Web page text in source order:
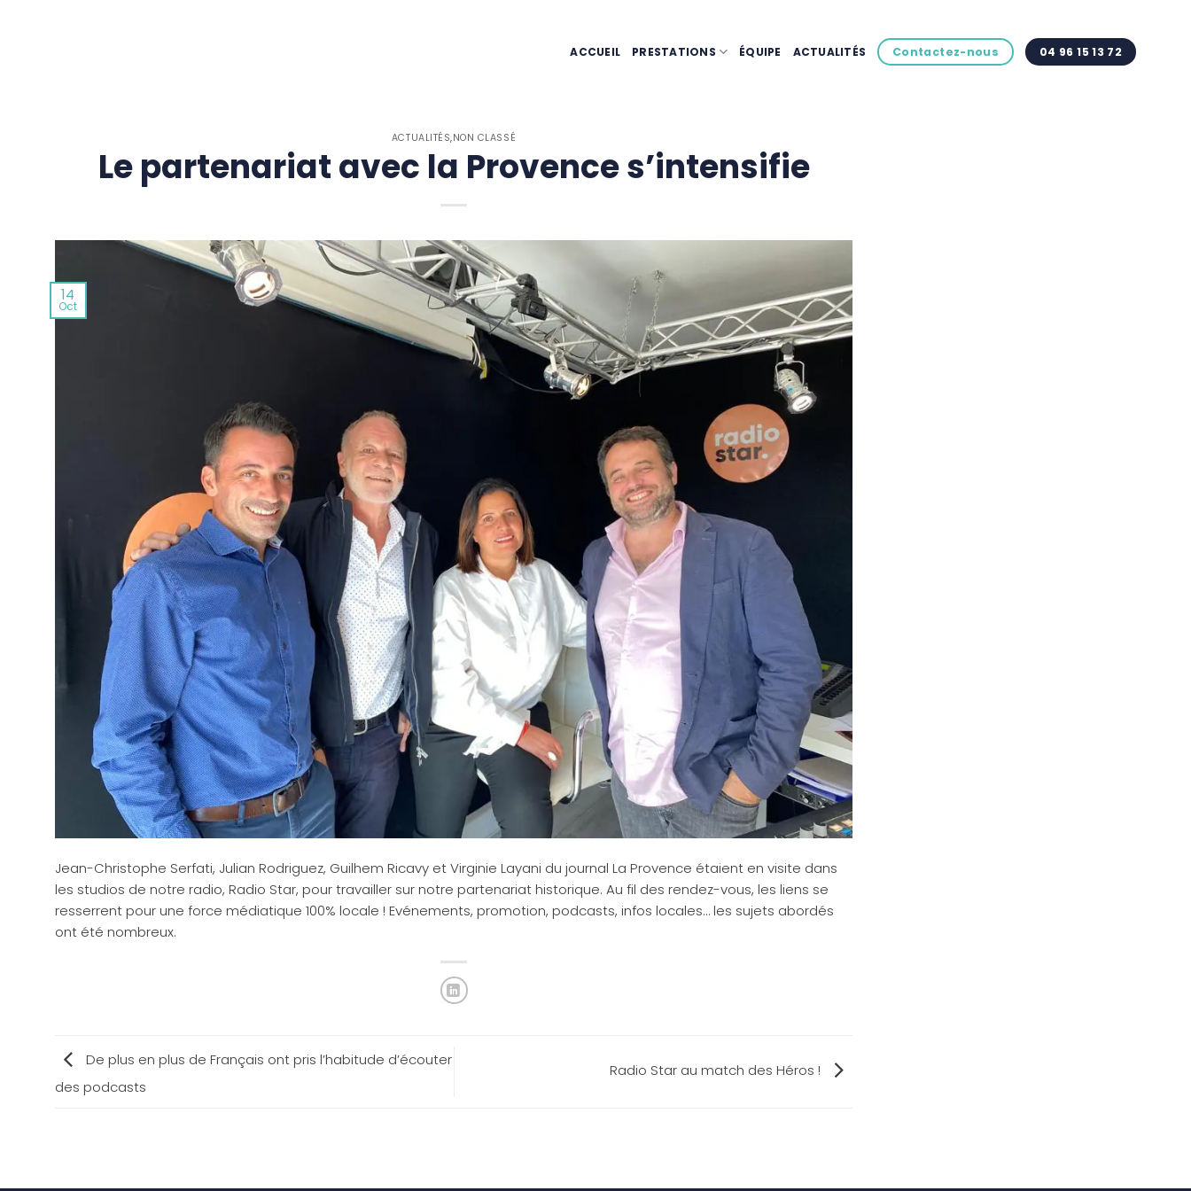
ACCUEIL PRESTATIONS ÉQUIPE ACTUALITÉS Contactez-nous 04 96 15 13 72
ACTUALITÉS,NON CLASSÉ
Le partenariat avec la Provence s’intensifie
14
Oct
Jean-Christophe Serfati, Julian Rodriguez, Guilhem Ricavy et Virginie Layani du journal La Provence étaient en visite dans
les studios de notre radio, Radio Star, pour travailler sur notre partenariat historique. Au fil des rendez-vous, les liens se
resserrent pour une force médiatique 100% locale ! Evénements, promotion, podcasts, infos locales… les sujets abordés
ont été nombreux.
De plus en plus de Français ont pris l’habitude d’écouter
des podcasts
Radio Star au match des Héros !